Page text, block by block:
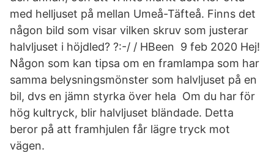
med helljuset på mellan Umeå-Täfteå. Finns det
någon bild som visar vilken skruv som justerar
halvljuset i höjdled? ?:-/ / HBeen 9 feb 2020 Hej!
Någon som kan tipsa om en framlampa som har
samma belysningsmönster som halvljuset på en
bil, dvs en jämn styrka över hela Om du har för
hög kultryck, blir halvljuset bländade. Detta
beror på att framhjulen får lägre tryck mot
vägen.